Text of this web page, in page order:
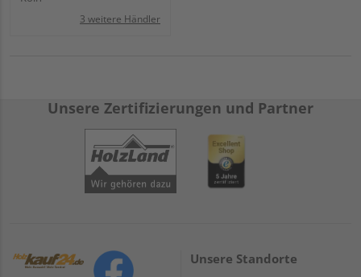
3 weitere Händler
Unsere Zertifizierungen und Partner
Unsere Standorte